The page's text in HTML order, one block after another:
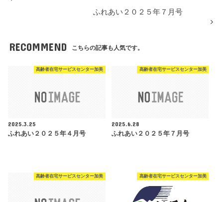
ふれあい２０２５年７月号
RECOMMEND こちらの記事も人気です。
高齢者在宅サービスセンター加美
2025.3.25
ふれあい２０２５年４月号
高齢者在宅サービスセンター加美
2025.6.28
ふれあい２０２５年７月号
高齢者在宅サービスセンター加美 高齢者在宅サービスセンター加美